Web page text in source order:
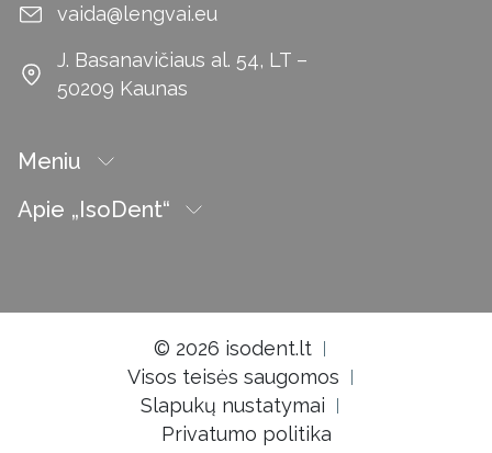
vaida@lengvai.eu
J. Basanavičiaus al. 54, LT –
50209 Kaunas
Meniu
Apie „IsoDent“
© 2026 isodent.lt
Visos teisės saugomos
Slapukų nustatymai
Privatumo politika